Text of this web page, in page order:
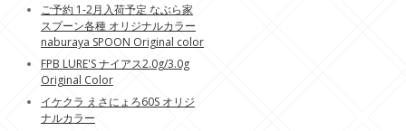
ご予約 1-2月入荷予定 なぶら家
スプーン各種 オリジナルカラー
naburaya SPOON Original color
FPB LURE'S ナイアス2.0g/3.0g
Original Color
イケクラ えさにょろ60S オリジ
ナルカラー